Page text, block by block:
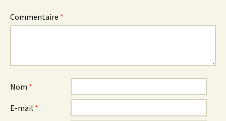
Commentaire *
Nom *
E-mail *